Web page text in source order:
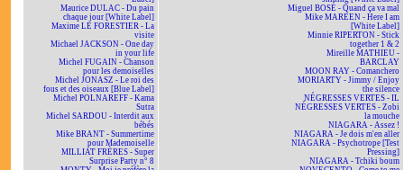
Maurice DULAC - Du pain
chaque jour [White Label]
Maxime LE FORESTIER - La
visite
Michael JACKSON - One day
in your life
Michel FUGAIN - Chanson
pour les demoiselles
Michel JONASZ - Le roi des
fous et des oiseaux [Blue Label]
Michel POLNAREFF - Kama
Sutra
Michel SARDOU - Interdit aux
bébés
Mike BRANT - Summertime
pour Mademoiselle
MILLIAT FRÈRES - Super
Surprise Party n° 8
Miguel BOSÉ - Quand ça va mal
Mike MAREEN - Here I am
[White Label]
Minnie RIPERTON - Stick
together 1 & 2
Mireille MATHIEU -
BARCLAY
MOON RAY - Comanchero
MORIARTY - Jimmy / Enjoy
the silence
NÉGRESSES VERTES - IL
NÉGRESSES VERTES - Zobi
la mouche
NIAGARA - Assez !
NIAGARA - Je dois m'en aller
NIAGARA - Psychotrope [Test
Pressing]
NIAGARA - Tchiki boum